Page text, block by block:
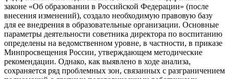
законе «Об образовании в Российской Федерации» (после
внесения изменений), создало необходимую правовую базу
для ее внедрения в образовательные организации. Основные
параметры деятельности советника директора по воспитанию
определены на ведомственном уровне, в частности, в приказе
Минпросвещения России, утверждающем методические
рекомендации. Однако, как выявлено в ходе анализа,
сохраняется ряд проблемных зон, связанных с разграничением